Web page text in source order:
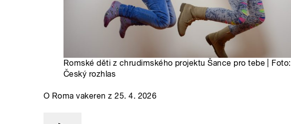
Romské děti z chrudimského projektu Šance pro tebe | Foto:
Český rozhlas
O Roma vakeren z 25. 4. 2026